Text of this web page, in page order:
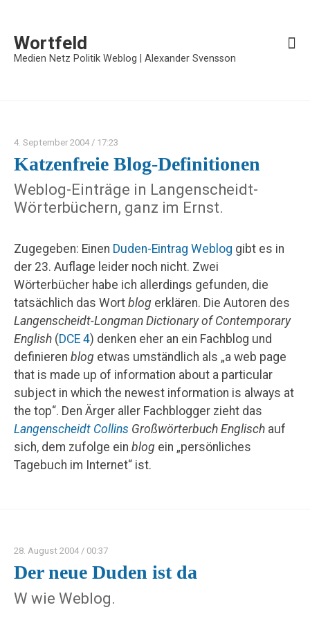
Wortfeld
Medien Netz Politik Weblog | Alexander Svensson
4. September 2004/ 17:23
Katzenfreie Blog-Definitionen
Weblog-Einträge in Langenscheidt-
Wörterbüchern, ganz im Ernst.
Zugegeben: Einen Duden-Eintrag Weblog gibt es in
der 23. Auflage leider noch nicht. Zwei
Wörterbücher habe ich allerdings gefunden, die
tatsächlich das Wort blog erklären. Die Autoren des
Langenscheidt-Longman Dictionary of Contemporary
English (DCE 4) denken eher an ein Fachblog und
definieren blog etwas umständlich als „a web page
that is made up of information about a particular
subject in which the newest information is always at
the top“. Den Ärger aller Fachblogger zieht das
Langenscheidt Collins Großwörterbuch Englisch auf
sich, dem zufolge ein blog ein „persönliches
Tagebuch im Internet“ ist.
28. August 2004/ 00:37
Der neue Duden ist da
W wie Weblog.